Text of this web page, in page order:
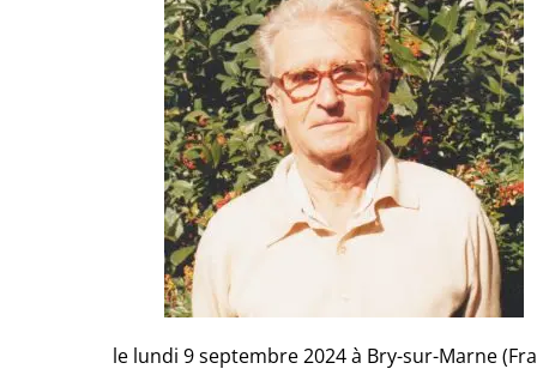
le lundi 9 septembre 2024 à Bry-sur-Marne